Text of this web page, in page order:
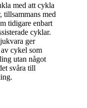
med att cykla
tillsammans med
tidigare enbart
cyklar.
ger
cykel som
utan något
svåra till